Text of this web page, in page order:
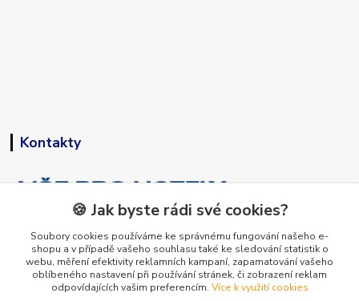
Kontakty
+420 773 794 023
Pondělí-pátek 9-15 hodin
🍪 Jak byste rádi své cookies?
Soubory cookies používáme ke správnému fungování našeho e-
shopu a v případě vašeho souhlasu také ke sledování statistik o
webu, měření efektivity reklamních kampaní, zapamatování vašeho
oblíbeného nastavení při používání stránek, či zobrazení reklam
odpovídajících vašim preferencím. Více k využití cookies